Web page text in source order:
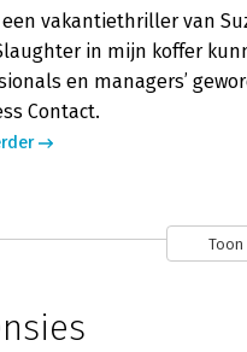
een vakantiethriller van
in mijn koffer
en managers’
Contact.